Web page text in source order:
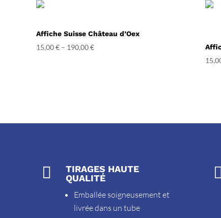
Affiche Suisse Château d’Oex
15,00€ – 190,00€

TIRAGES HAUTE
QUALITÉ
Emballée soigneusement et
livrée dans un tube